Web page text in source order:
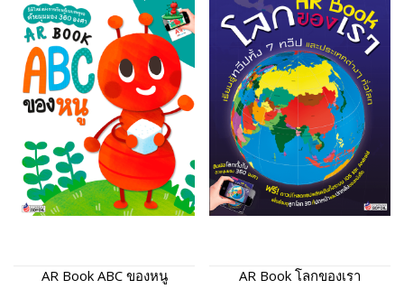
AR Book ABC ของหนู
AR Book โลกของเรา